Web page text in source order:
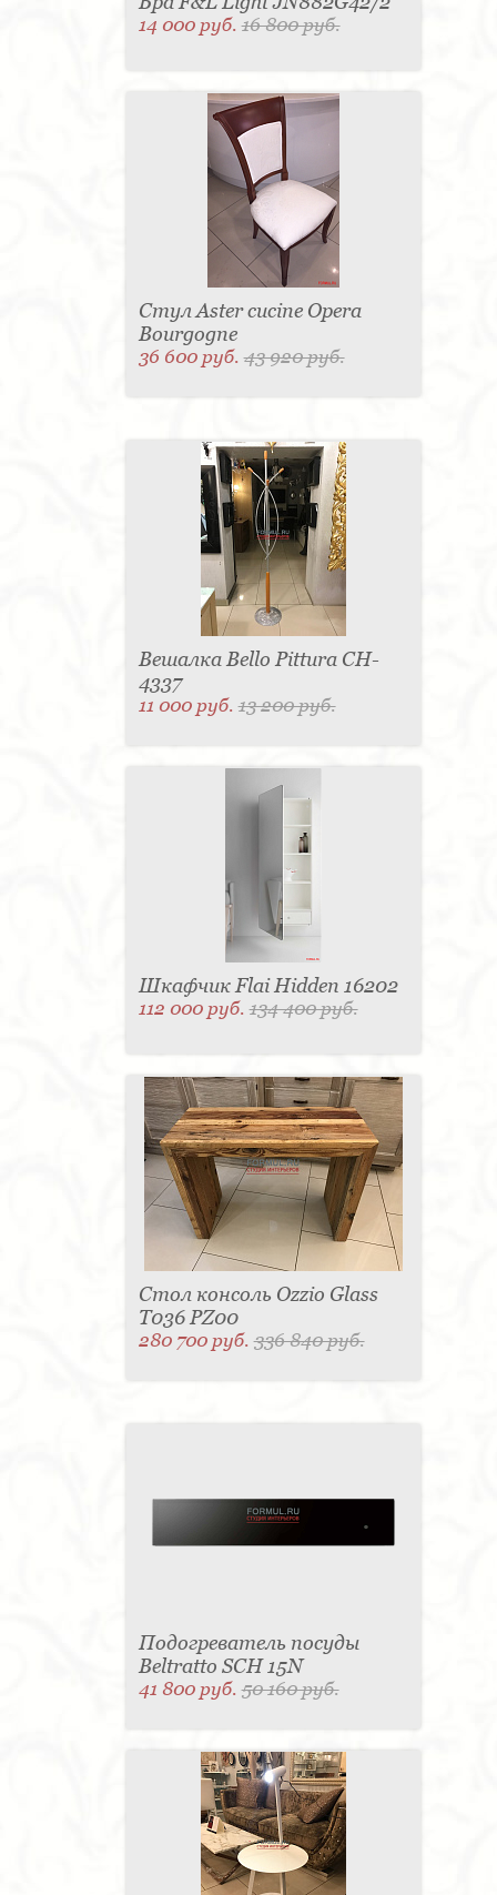
14 000 руб.16 800 руб.
Стул Aster cucine Opera
Bourgogne
36 600 руб.43 920 руб.
Вешалка Bello Pittura CH-
4337
11 000 руб.13 200 руб.
Шкафчик Flai Hidden 16202
112 000 руб.134 400 руб.
Стол консоль Ozzio Glass
T036 PZ00
280 700 руб.336 840 руб.
Подогреватель посуды
Beltratto SCH 15N
41 800 руб.50 160 руб.